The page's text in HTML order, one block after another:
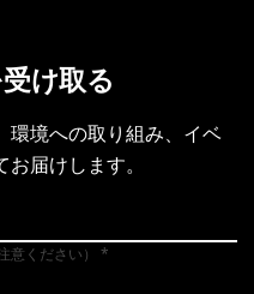
け取る
環境への取り組み、イベ
届けします。
ください）